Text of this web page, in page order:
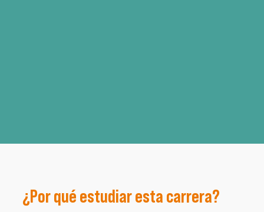
¿Por qué estudiar esta carrera?